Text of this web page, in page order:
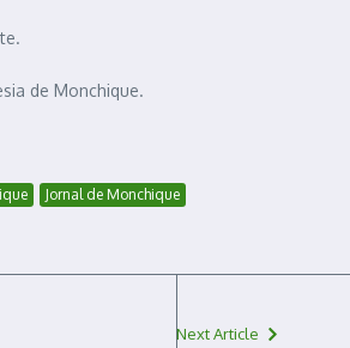
de Monchique.
Jornal de Monchique
Next Article